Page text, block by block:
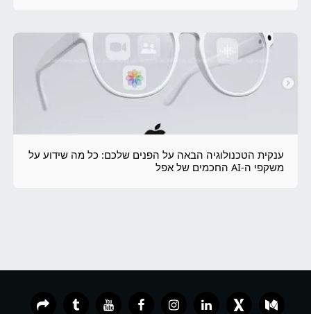
ענקית הטכנולוגיה הבאה על הפנים שלכם: כל מה שידוע על
משקפי ה-AI החכמים של אפל